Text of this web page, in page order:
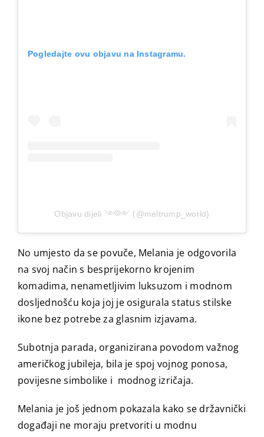
Pogledajte ovu objavu na Instagramu.
Objavu dijeli ༺༻ (@meltrump_world)
No umjesto da se povuče, Melania je odgovorila
na svoj način s besprijekorno krojenim
komadima, nenametljivim luksuzom i modnom
dosljednošću koja joj je osigurala status stilske
ikone bez potrebe za glasnim izjavama.
Subotnja parada, organizirana povodom važnog
američkog jubileja, bila je spoj vojnog ponosa,
povijesne simbolike i modnog izričaja.
Melania je još jednom pokazala kako se državnički
događaji ne moraju pretvoriti u modnu